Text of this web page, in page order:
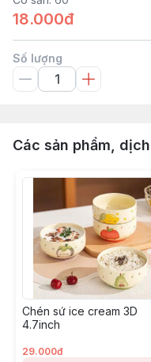
18.000đ
Số lượng
Các sản phẩm,
Chén sứ ice cream 3D
4.7inch
29.000đ